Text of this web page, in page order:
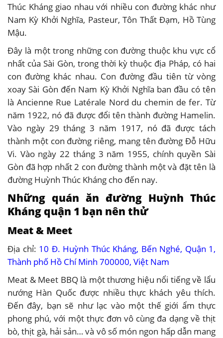
Thúc Kháng giao nhau với nhiều con đường khác như
Nam Kỳ Khởi Nghĩa, Pasteur, Tôn Thất Đạm, Hồ Tùng
Mậu.
Đây là một trong những con đường thuộc khu vực cổ
nhất của Sài Gòn, trong thời kỳ thuộc địa Pháp, có hai
con đường khác nhau. Con đường đầu tiên từ vòng
xoay Sài Gòn đến Nam Kỳ Khởi Nghĩa ban đầu có tên
là Ancienne Rue Latérale Nord du chemin de fer. Từ
năm 1922, nó đã được đổi tên thành đường Hamelin.
Vào ngày 29 tháng 3 năm 1917, nó đã được tách
thành một con đường riêng, mang tên đường Đỗ Hữu
Vi. Vào ngày 22 tháng 3 năm 1955, chính quyền Sài
Gòn đã hợp nhất 2 con đường thành một và đặt tên là
đường Huỳnh Thúc Kháng cho đến nay.
Những quán ăn đường Huỳnh Thúc
Kháng quận 1 bạn nên thử
Meat & Meet
Địa chỉ: 10 Đ. Huỳnh Thúc Kháng, Bến Nghé, Quận 1,
Thành phố Hồ Chí Minh 700000, Việt Nam
Meat & Meet BBQ là một thương hiệu nổi tiếng về lẩu
nướng Hàn Quốc được nhiều thực khách yêu thích.
Đến đây, bạn sẽ như lạc vào một thế giới ẩm thực
phong phú, với một thực đơn vô cùng đa dạng về thịt
bò, thịt gà, hải sản… và vô số món ngon hấp dẫn mang